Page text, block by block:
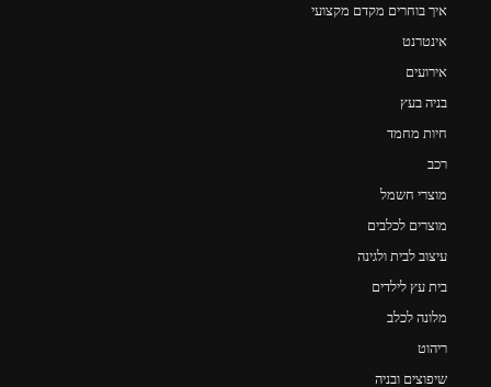
איך בוחרים מקדם מקצועי
אינטרנט
אירועים
בניה בעץ
חיות מחמד
רכב
מוצרי חשמל
מוצרים לכלבים
עיצוב לבית ולגינה
בית עץ לילדים
מלונה לכלב
ריהוט
שיפוצים ובניה